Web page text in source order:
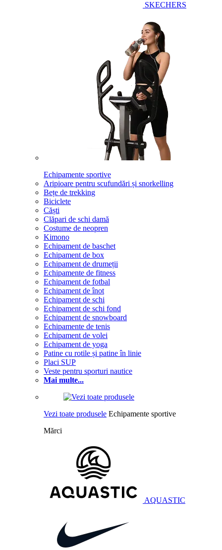
SKECHERS
Echipamente sportive
Aripioare pentru scufundări și snorkelling
Bețe de trekking
Biciclete
Căști
Clăpari de schi damă
Costume de neopren
Kimono
Echipament de baschet
Echipament de box
Echipament de drumeții
Echipamente de fitness
Echipament de fotbal
Echipament de înot
Echipament de schi
Echipament de schi fond
Echipament de snowboard
Echipamente de tenis
Echipament de volei
Echipament de yoga
Patine cu rotile și patine în linie
Placi SUP
Veste pentru sporturi nautice
Mai multe...
Vezi toate produsele Echipamente sportive
Mărci
AQUASTIC